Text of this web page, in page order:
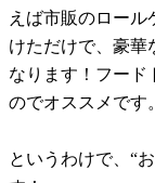
えば市販のロー
けただけで、豪華
なります！フード
のでオススメです
というわけで、“